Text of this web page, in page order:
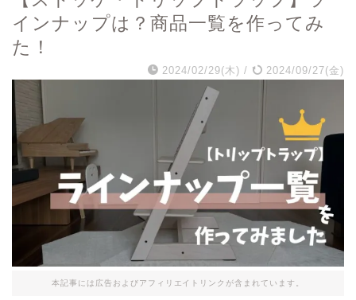
インナップは？商品一覧を作ってみ
た！
2024/02/29(木) / 2024/09/27(金)
本記事には広告およびアフィリエイトリンクが含まれています。